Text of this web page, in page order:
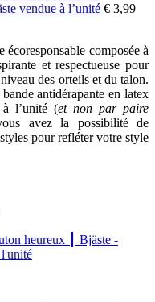
vendue à l’unité € 3,99
écoresponsable composée à
et respectueuse pour
des orteils et du talon.
antidérapante en latex
à l’unité (et non par paire
avez la possibilité de
pour refléter votre style